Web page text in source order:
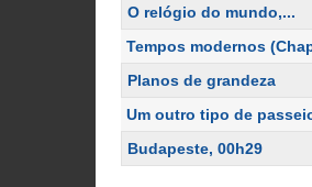
O relógio do mundo,...
Tempos modernos
Planos de grandeza
Um outro tipo de
Budapeste, 00h29